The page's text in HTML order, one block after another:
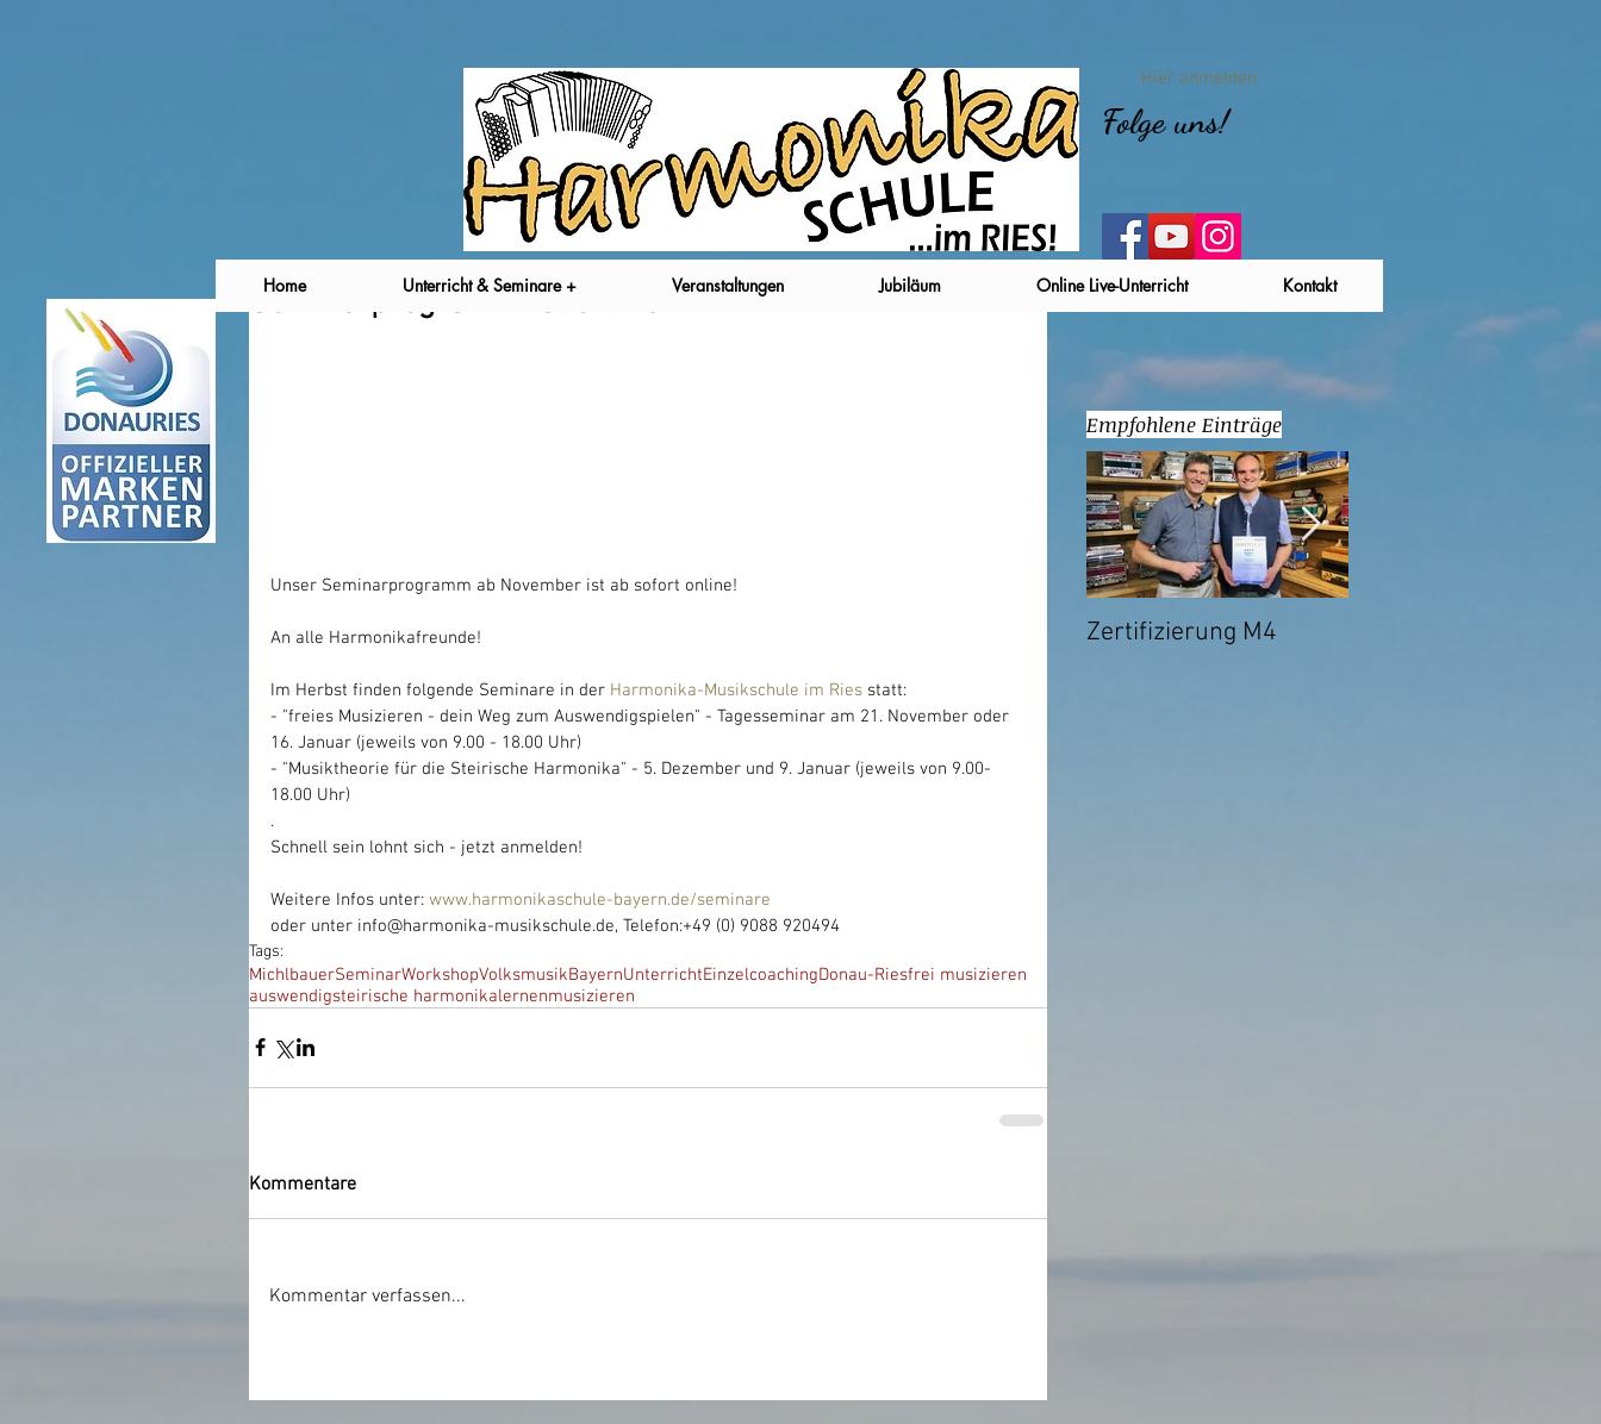
Hier anmelden
Folge uns!
Seminarprogramm ist online!
Unser Seminarprogramm ab November ist ab sofort online!
An alle Harmonikafreunde!
Im Herbst finden folgende Seminare in der Harmonika-Musikschule im Ries statt:
- "freies Musizieren - dein Weg zum Auswendigspielen" - Tagesseminar am 21. November oder
16. Januar (jeweils von 9.00 - 18.00 Uhr)
- "Musiktheorie für die Steirische Harmonika" - 5. Dezember und 9. Januar (jeweils von 9.00-
18.00 Uhr)
.
Schnell sein lohnt sich - jetzt anmelden!
Weitere Infos unter: www.harmonikaschule-bayern.de/seminare
oder unter info@harmonika-musikschule.de, Telefon:+49 (0) 9088 920494
Tags:
MichlbauerSeminarWorkshopVolksmusikBayernUnterrichtEinzelcoachingDonau-Riesfrei musizieren
auswendigsteirische harmonikalernenmusizieren
Kommentare
Kommentar verfassen...
Empfohlene Einträge
Zertifizierung M4
Home Unterricht & Seminare + Veranstaltungen Jubiläum Online Live-Unterricht Kontakt